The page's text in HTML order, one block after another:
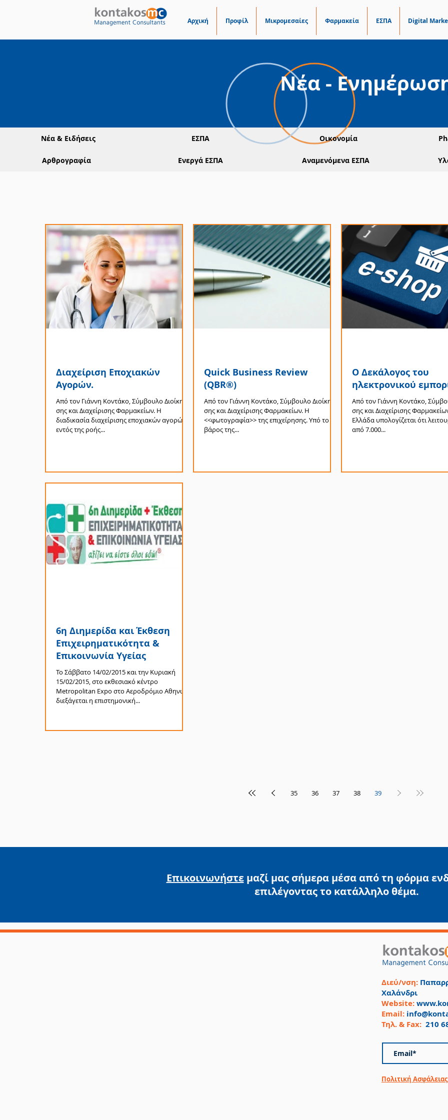
Αρχική Προφίλ Μικρομεσαίες Φαρμακεία ΕΣΠΑ Digital
Νέα -
Νέα & Ειδήσεις ΕΣΠΑ Οικονομία
Αρθρογραφία Ενεργά ΕΣΠΑ Αναμενόμενα ΕΣΠΑ
Διαχείριση Εποχιακών
Αγορών.
Από τον Γιάννη Κοντάκο, Σύμ­βουλο Διοί­κη­
σης και Δια­χεί­ρι­σης Φαρμακείων. Η
διαδικασία διαχείρισης εποχιακών αγορών
εντός της ροής...
Quick Business Review
(QBR®)
Από τον Γιάννη Κοντάκο, Σύμ­βουλο Διοί­κη­
σης και Δια­χεί­ρι­σης Φαρμακείων. Η
<<φωτογραφία>> της επιχείρησης. Υπό το
βάρος της...
Ο Δεκάλογος του
ηλεκτρονικού
Από τον Γιάννη Κοντάκο,
σης και Δια­χεί­ρι­σης
Ελλάδα υπολογίζεται ότι
από 7.000...
6η Διημερίδα και Έκθεση
Επιχειρηματικότητα &
Επικοινωνία Υγείας
Το Σάββατο 14/02/2015 και την Κυριακή
15/02/2015, στο εκθεσιακό κέντρο
Metropolitan Expo στο Αεροδρόμιο Αθηνών,
διεξάγεται η επιστημονική...
35 36 37 38 39
Επικοινωνήστεμαζί μας σήμερα μέσα από τη φόρμα
επιλέγονταςτο κατάλληλο θέμα.
Διεύ/νση:
Χαλάνδρι
Website:
Email:
Τηλ. & Fax: 210
Πολιτική Ασφάλειας